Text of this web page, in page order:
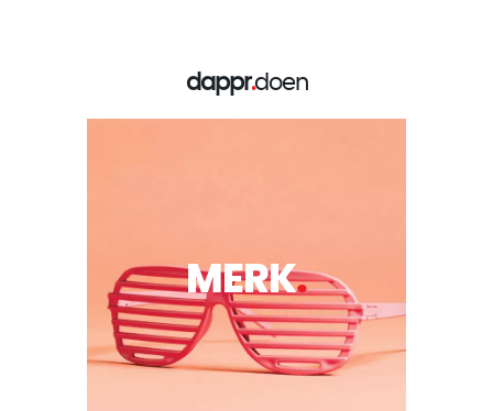
dappr.doen
MERK.